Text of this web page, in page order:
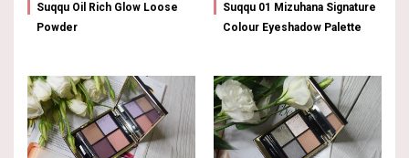
Suqqu Oil Rich Glow Loose
Powder
Suqqu 01 Mizuhana Signature
Colour Eyeshadow Palette